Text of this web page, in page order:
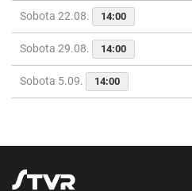
Sobota 22.08. 14:00
Sobota 29.08. 14:00
Sobota 5.09. 14:00